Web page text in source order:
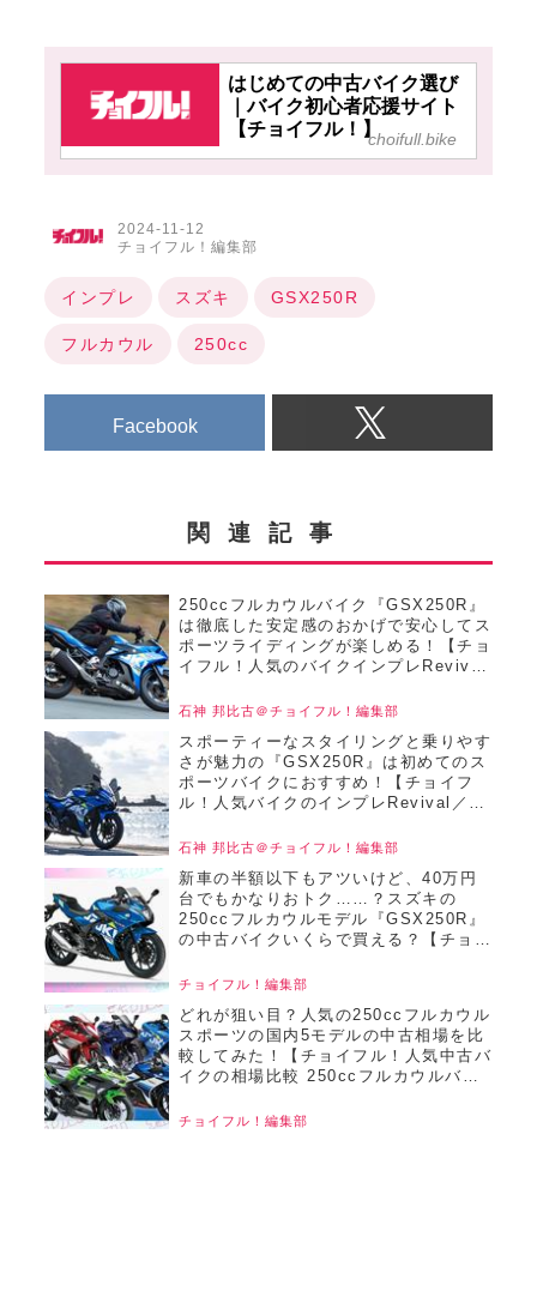
はじめての中古バイク選び
｜バイク初心者応援サイト
【チョイフル！】choifull.bike
2024-11-12
チョイフル！編集部
インプレ スズキ GSX250R
フルカウル 250cc
Facebook
関連記事
250ccフルカウルバイク『GSX250R』
は徹底した安定感のおかげで安心してス
ポーツライディングが楽しめる！【チョ
イフル！人気のバイクインプレRevival
石神 邦比古＠チョイフル！編集部
スポーティーなスタイリングと乗りやす
さが魅力の『GSX250R』は初めてのス
ポーツバイクにおすすめ！【チョイフ
ル！人気バイクのインプレRevival／
石神 邦比古＠チョイフル！編集部
新車の半額以下もアツいけど、40万円
台でもかなりおトク……？スズキの
250ccフルカウルモデル『GSX250R』
の中古バイクいくらで買える？【チョイ
2025年4月版】
チョイフル！編集部
どれが狙い目？人気の250ccフルカウル
スポーツの国内5モデルの中古相場を比
較してみた！【チョイフル！人気中古バ
イクの相場比較 250ccフルカウルバイ
チョイフル！編集部